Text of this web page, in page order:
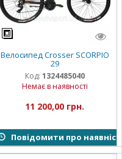
Велосипед Crosser SCORPIO
29
Код: 1324485040
Немає в наявності
11 200,00 грн.
Повідомити про